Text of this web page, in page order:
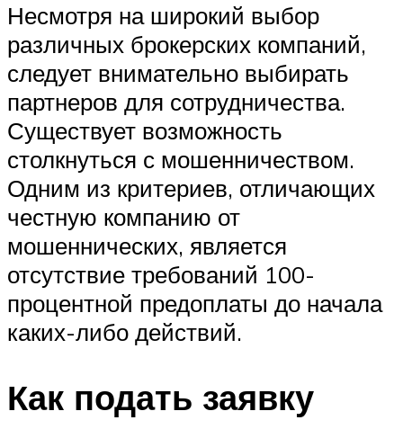
Несмотря на широкий выбор
различных брокерских компаний,
следует внимательно выбирать
партнеров для сотрудничества.
Существует возможность
столкнуться с мошенничеством.
Одним из критериев, отличающих
честную компанию от
мошеннических, является
отсутствие требований 100-
процентной предоплаты до начала
каких-либо действий.
Как подать заявку